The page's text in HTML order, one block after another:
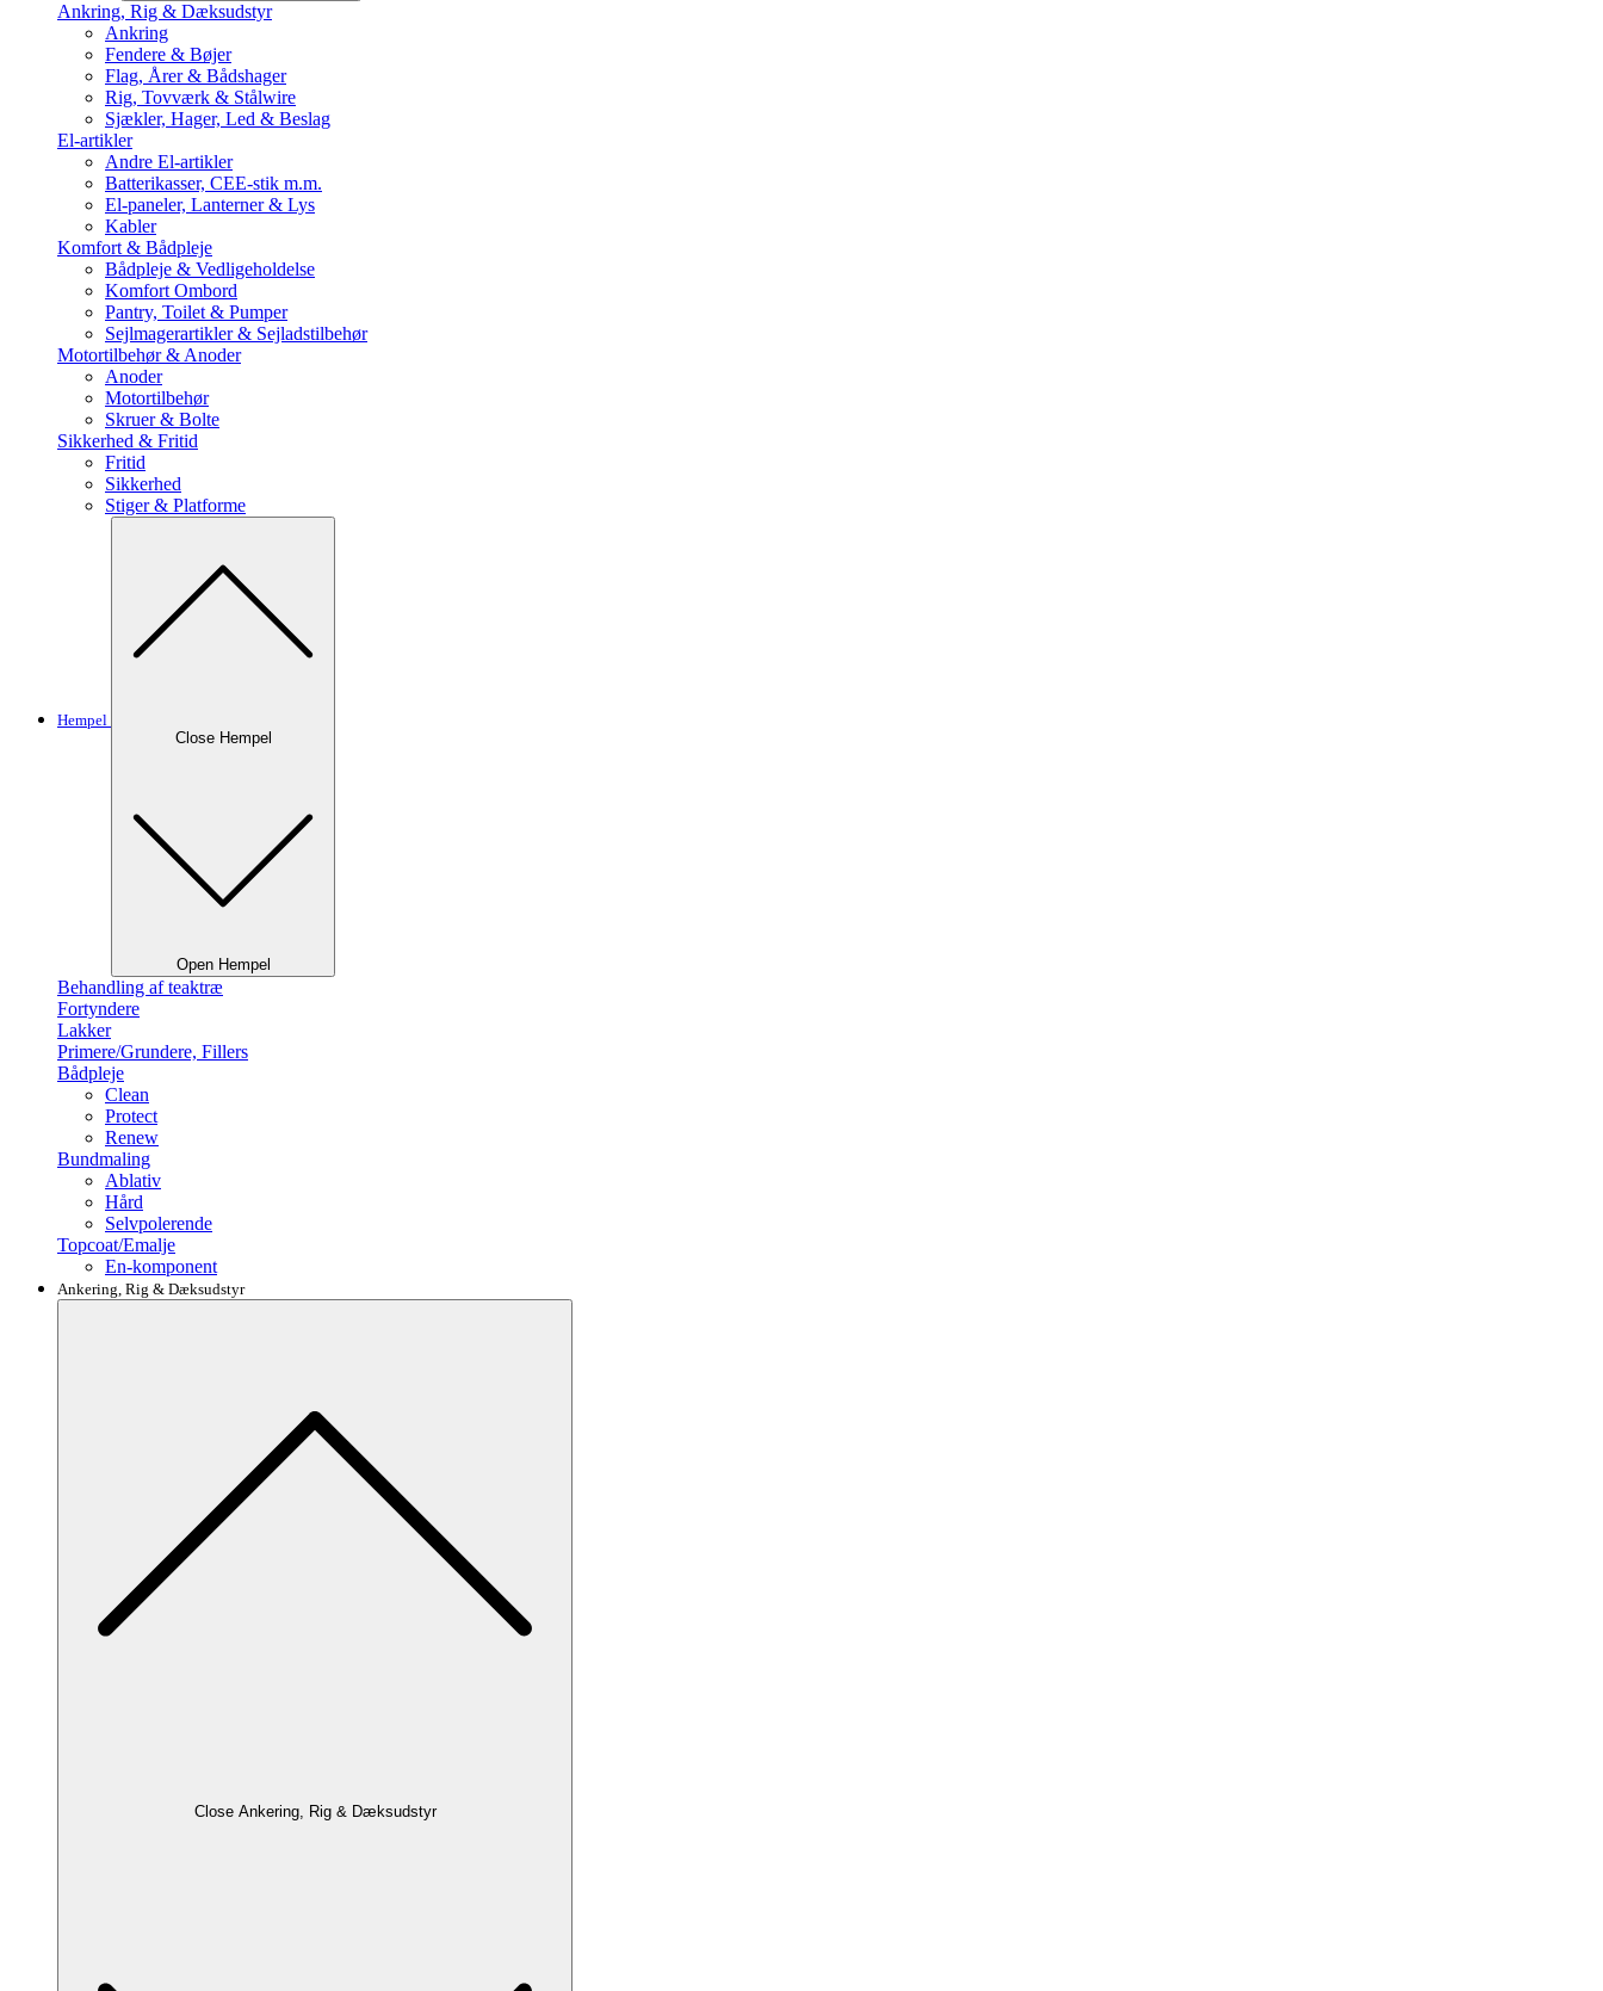
Ankring, Rig & Dæksudstyr
Ankring
Fendere & Bøjer
Flag, Årer & Bådshager
Rig, Tovværk & Stålwire
Sjækler, Hager, Led & Beslag
El-artikler
Andre El-artikler
Batterikasser, CEE-stik m.m.
El-paneler, Lanterner & Lys
Kabler
Komfort & Bådpleje
Bådpleje & Vedligeholdelse
Komfort Ombord
Pantry, Toilet & Pumper
Sejlmagerartikler & Sejladstilbehør
Motortilbehør & Anoder
Anoder
Motortilbehør
Skruer & Bolte
Sikkerhed & Fritid
Fritid
Sikkerhed
Stiger & Platforme
Hempel
Close Hempel
Open Hempel
Behandling af teaktræ
Fortyndere
Lakker
Primere/Grundere, Fillers
Bådpleje
Clean
Protect
Renew
Bundmaling
Ablativ
Hård
Selvpolerende
Topcoat/Emalje
En-komponent
Ankering, Rig & Dæksudstyr
Close Ankering, Rig & Dæksudstyr